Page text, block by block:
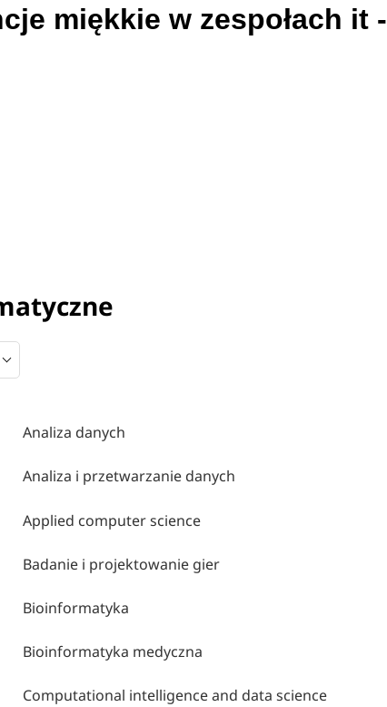
miękkie w zespołach it -
Analiza danych
Analiza i przetwarzanie danych
Applied computer science
Badanie i projektowanie gier
Bioinformatyka
Bioinformatyka medyczna
Computational intelligence and data science